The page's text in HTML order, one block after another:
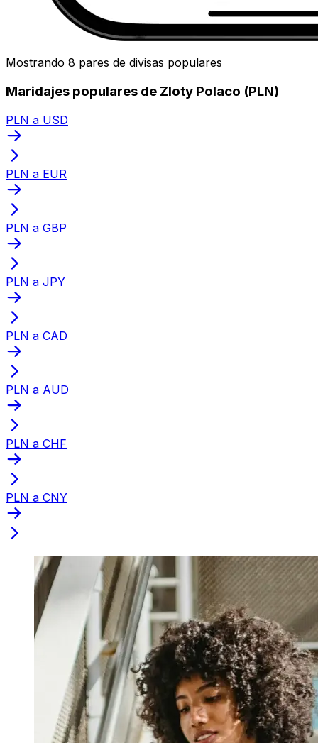
Mostrando 8 pares de divisas populares
Maridajes populares de Zloty Polaco (PLN)
PLN a USD
PLN a EUR
PLN a GBP
PLN a JPY
PLN a CAD
PLN a AUD
PLN a CHF
PLN a CNY